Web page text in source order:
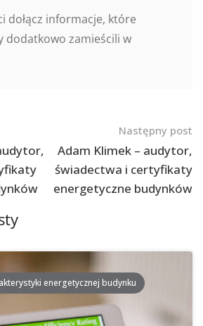
dołącz informacje, które
dodatkowo zamieścili w
Następny post
Adam Klimek – audytor,
świadectwa i certyfikaty
energetyczne budynków
energetycznej budynku